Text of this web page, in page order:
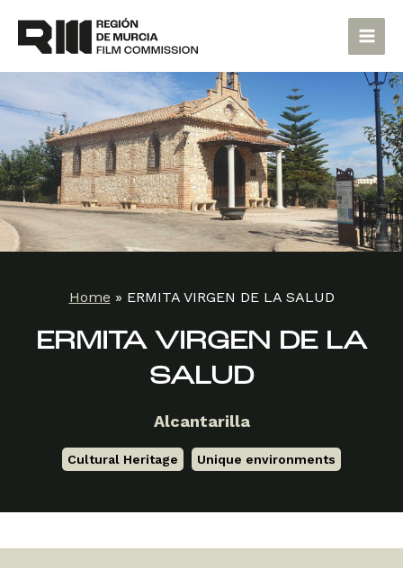
content
Main
Home » ERMITA VIRGEN DE LA SALUD
ERMITA VIRGEN DE LA
SALUD
Alcantarilla
Cultural Heritage Unique environments